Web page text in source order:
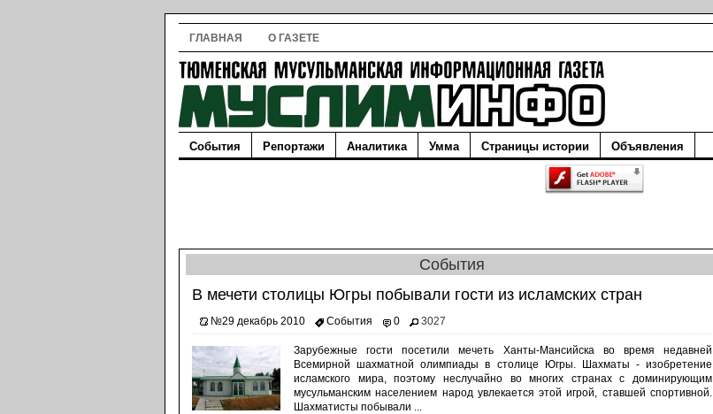
ГЛАВНАЯ О ГАЗЕТЕ
События Репортажи Аналитика Умма Страницы истории Объявления
События
В мечети столицы Югры побывали гости из исламских стран
№29 декабрь 2010 События 0 3027
Зарубежные гости посетили мечеть Ханты-Мансийска во время недавней
Всемирной шахматной олимпиады в столице Югры. Шахматы - изобретение
исламского мира, поэтому неслучайно во многих странах с доминирующим
мусульманским населением народ увлекается этой игрой, ставшей спортивной.
Шахматисты побывали ...